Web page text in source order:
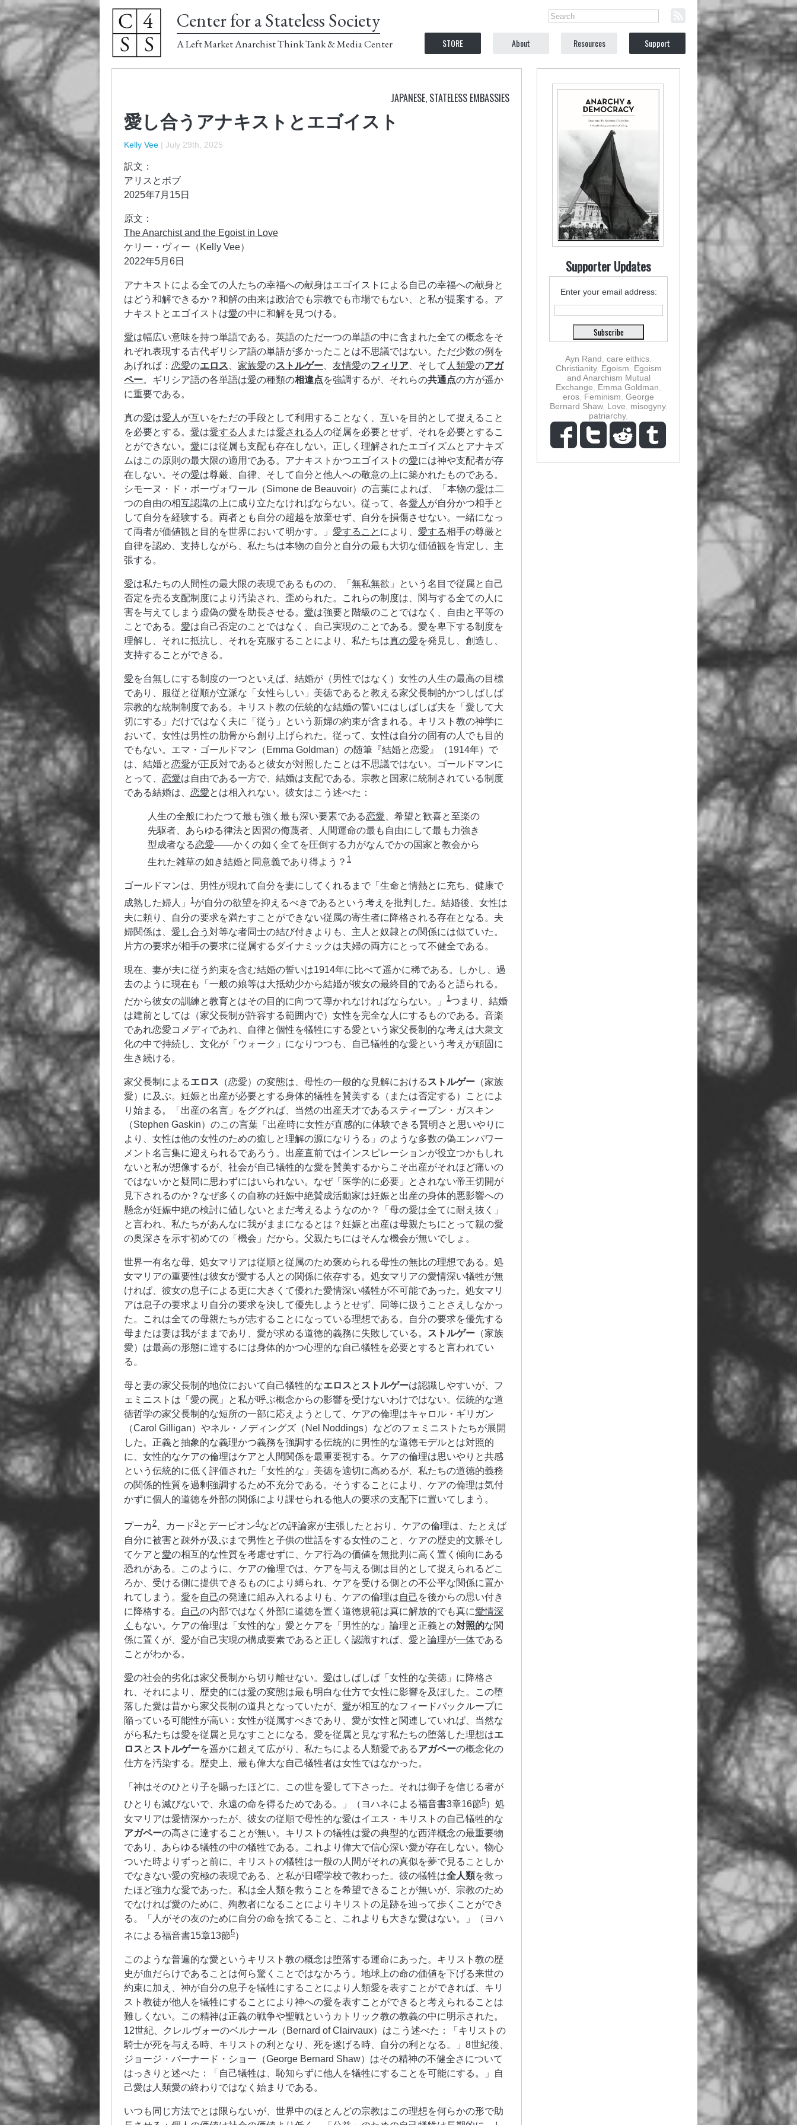
Center for a Stateless Society
A Left Market Anarchist Think Tank & Media Center STORE About Resources Support
JAPANESE, STATELESS EMBASSIES
愛し合うアナキストとエゴイスト
Kelly Vee | July 29th, 2025
訳文：
アリスとボブ
2025年7月15日
原文：
The Anarchist and the Egoist in Love
ケリー・ヴィー（Kelly Vee）
2022年5月6日
アナキストによる全ての人たちの幸福への献身はエゴイストによる自己の幸福への献身と
はどう和解できるか？和解の由来は政治でも宗教でも市場でもない、と私が提案する。ア
ナキストとエゴイストは愛の中に和解を見つける。
愛は幅広い意味を持つ単語である。英語のただ一つの単語の中に含まれた全ての概念をそ
れぞれ表現する古代ギリシア語の単語が多かったことは不思議ではない。ただ少数の例を
あげれば： 恋愛のエロス 家族愛のストルゲー 友情愛のフィリア 、そして 人類愛のアガ
ペー。ギリシア語の各単語は愛の種類の相違点を強調するが、それらの共通点の方が遥か
に重要である。
真の愛は愛人 が互いをただの手段として利用することなく、互いを目的として捉えること
を必要とする。 愛は愛する人 または愛される人 の従属を必要とせず、それを必要とするこ
とができない。 愛には従属も支配も存在しない。正しく理解されたエゴイズムとアナキズ
ムはこの原則の最大限の適用である。アナキストかつエゴイストの愛には神や支配者が存
在しない。その愛は尊厳、自律、そして自分と他人への敬意の上に築かれたものである。
シモーヌ・ド・ボーヴォワール（Simone de Beauvoir）の言葉によれば、「本物の愛は二
つの自由の相互認識の上に成り立たなければならない。従って、各愛人 が自分かつ相手と
して自分を経験する。両者とも自分の超越を放棄せず、自分を損傷させない。一緒になっ
て両者が価値観と目的を世界において明かす。」 愛すること により、 愛する相手の尊厳と
自律を認め、支持しながら、私たちは本物の自分と自分の最も大切な価値観を肯定し、主
張する。
愛は私たちの人間性の最大限の表現であるものの、「無私無欲」という名目で従属と自己
否定を売る支配制度により汚染され、歪められた。これらの制度は、関与する全ての人に
害を与えてしまう虚偽の愛を助長させる。 愛は強要と階級のことではなく、自由と平等の
ことである。 愛は自己否定のことではなく、自己実現のことである。愛を卑下する制度を
理解し、それに抵抗し、それを克服することにより、私たちは真の愛を発見し、創造し、
支持することができる。
愛を台無しにする制度の一つといえば、結婚が（男性ではなく）女性の人生の最高の目標
であり、服従と従順が立派な「女性らしい」美徳であると教える家父長制的かつしばしば
宗教的な統制制度である。キリスト教の伝統的な結婚の誓いにはしばしば夫を「愛して大
切にする」だけではなく夫に「従う」という新婦の約束が含まれる。キリスト教の神学に
おいて、女性は男性の肋骨から創り上げられた。従って、女性は自分の固有の人でも目的
でもない。エマ・ゴールドマン（Emma Goldman）の随筆『結婚と恋愛』（1914年）で
は、結婚と恋愛が正反対であると彼女が対照したことは不思議ではない。ゴールドマンに
とって、 恋愛は自由である一方で、結婚は支配である。宗教と国家に統制されている制度
である結婚は、 恋愛とは相入れない。彼女はこう述べた：
人生の全般にわたつて最も強く最も深い要素である恋愛 、希望と歓喜と至楽の
先駆者、あらゆる律法と因習の侮蔑者、人間運命の最も自由にして最も力強き
型成者なる恋愛――かくの如く全てを圧倒する力がなんでかの国家と教会から
生れた雑草の如き結婚と同意義であり得よう？ 1
ゴールドマンは、男性が現れて自分を妻にしてくれるまで「生命と情熱とに充ち、健康で
成熟した婦人」
1 が自分の欲望を抑えるべきであるという考えを批判した。結婚後、女性は
夫に頼り、自分の要求を満たすことができない従属の寄生者に降格される存在となる。夫
婦関係は、 愛し合う 対等な者同士の結び付きよりも、主人と奴隷との関係には似ていた。
片方の要求が相手の要求に従属するダイナミックは夫婦の両方にとって不健全である。
現在、妻が夫に従う約束を含む結婚の誓いは1914年に比べて遥かに稀である。しかし、過
去のように現在も「一般の娘等は大抵幼少から結婚が彼女の最終目的であると語られる。
だから彼女の訓練と教育とはその目的に向つて導かれなければならない。」
1つまり、結婚
は建前としては（家父長制が許容する範囲内で）女性を完全な人にするものである。音楽
であれ恋愛コメディであれ、自律と個性を犠牲にする愛という家父長制的な考えは大衆文
化の中で持続し、文化が「ウォーク」になりつつも、自己犠牲的な愛という考えが頑固に
生き続ける。
家父長制によるエロス （恋愛）の変態は、母性の一般的な見解における ストルゲー （家族
愛）に及ぶ。妊娠と出産が必要とする身体的犠牲を賛美する（または否定する）ことによ
り始まる。「出産の名言」をググれば、当然の出産天才であるスティーブン・ガスキン
（Stephen Gaskin）のこの言葉「出産時に女性が直感的に体験できる賢明さと思いやりに
より、女性は他の女性のための癒しと理解の源になりうる」のような多数の偽エンパワー
メント名言集に迎えられるであろう。出産直前ではインスピレーションが役立つかもしれ
ないと私が想像するが、社会が自己犠牲的な愛を賛美するからこそ出産がそれほど痛いの
ではないかと疑問に思わずにはいられない。なぜ「医学的に必要」とされない帝王切開が
見下されるのか？なぜ多くの自称の妊娠中絶賛成活動家は妊娠と出産の身体的悪影響への
懸念が妊娠中絶の検討に値しないとまだ考えるようなのか？「母の愛は全てに耐え抜く」
と言われ、私たちがあんなに我がままになるとは？妊娠と出産は母親たちにとって親の愛
の奥深さを示す初めての「機会」だから。父親たちにはそんな機会が無いでしょ。
世界一有名な母、処女マリアは従順と従属のため褒められる母性の無比の理想である。処
女マリアの重要性は彼女が愛する人との関係に依存する。処女マリアの愛情深い犠牲が無
ければ、彼女の息子による更に大きくて優れた愛情深い犠牲が不可能であった。処女マリ
アは息子の要求より自分の要求を決して優先しようとせず、同等に扱うことさえしなかっ
た。これは全ての母親たちが志することになっている理想である。自分の要求を優先する
母または妻は我がままであり、愛が求める道徳的義務に失敗している。
ストルゲー （家族
愛）は最高の形態に達するには身体的かつ心理的な自己犠牲を必要とすると言われてい
る。
母と妻の家父長制的地位において自己犠牲的なエロスと ストルゲーは認識しやすいが、フ
ェミニストは「愛の罠」と私が呼ぶ概念からの影響を受けないわけではない。伝統的な道
徳哲学の家父長制的な短所の一部に応えようとして、ケアの倫理はキャロル・ギリガン
（Carol Gilligan）やネル・ノディングズ（Nel Noddings）などのフェミニストたちが展開
した。正義と抽象的な義理かつ義務を強調する伝統的に男性的な道徳モデルとは対照的
に、女性的なケアの倫理はケアと人間関係を最重要視する。ケアの倫理は思いやりと共感
という伝統的に低く評価された「女性的な」美徳を適切に高めるが、私たちの道徳的義務
の関係的性質を過剰強調するため不充分である。そうすることにより、ケアの倫理は気付
かずに個人的道徳を外部の関係により課せられる他人の要求の支配下に置いてしまう。
プーカ 2 、カード3とデービオン4などの評論家が主張したとおり、ケアの倫理は、たとえば
自分に被害と疎外が及ぶまで男性と子供の世話をする女性のこと、ケアの歴史的文脈そし
てケアと愛の相互的な性質を考慮せずに、ケア行為の価値を無批判に高く置く傾向にある
恐れがある。このように、ケアの倫理では、ケアを与える側は目的として捉えられるどこ
ろか、受ける側に提供できるものにより縛られ、ケアを受ける側との不公平な関係に置か
れてしまう。 愛を自己の発達に組み入れるよりも、ケアの倫理は自己 を後からの思い付き
に降格する。
自己の内部ではなく外部に道徳を置く道徳規範は真に解放的でも真に愛情深
く もない。ケアの倫理は「女性的な」愛とケアを「男性的な」論理と正義との対照的な関
係に置くが、 愛が自己実現の構成要素であると正しく認識すれば、 愛と論理が一体である
ことがわかる。
愛の社会的劣化は家父長制から切り離せない。 愛はしばしば「女性的な美徳」に降格さ
れ、それにより、歴史的には愛の変態は最も明白な仕方で女性に影響を及ぼした。この堕
落した愛は昔から家父長制の道具となっていたが、 愛が相互的なフィードバックループに
陥っている可能性が高い：女性が従属すべきであり、愛が女性と関連していれば、当然な
がら私たちは愛を従属と見なすことになる。愛を従属と見なす私たちの堕落した理想はエ
ロスと ストルゲーを遥かに超えて広がり、私たちによる人類愛であるアガペーの概念化の
仕方を汚染する。歴史上、最も偉大な自己犠牲者は女性ではなかった。
「神はそのひとり子を賜ったほどに、この世を愛して下さった。それは御子を信じる者が
ひとりも滅びないで、永遠の命を得るためである。」（ヨハネによる福音書3章16節5）処
女マリアは愛情深かったが、彼女の従順で母性的な愛はイエス・キリストの自己犠牲的な
アガペーの高さに達することが無い。キリストの犠牲は愛の典型的な西洋概念の最重要物
であり、あらゆる犠牲の中の犠牲である。これより偉大で信心深い愛が存在しない。物心
ついた時よりずっと前に、キリストの犠牲は一般の人間がそれの真似を夢で見ることしか
でなきない愛の究極の表現である、と私が日曜学校で教わった。彼の犠牲は全人類を救っ
たほど強力な愛であった。私は全人類を救うことを希望できることが無いが、宗教のため
でなければ愛のために、殉教者になることによりキリストの足跡を辿って歩くことができ
る。「人がその友のために自分の命を捨てること、これよりも大きな愛はない。」（ヨハ
ネによる福音書15章13節5）
このような普遍的な愛というキリスト教の概念は堕落する運命にあった。キリスト教の歴
史が血だらけであることは何ら驚くことではなかろう。地球上の命の価値を下げる来世の
約束に加え、神が自分の息子を犠牲にすることにより人類愛を表すことができれば、キリ
スト教徒が他人を犠牲にすることにより神への愛を表すことができると考えられることは
難しくない。この精神は正義の戦争や聖戦というカトリック教の教義の中に明示された。
12世紀、クレルヴォーのベルナール（Bernard of Clairvaux）はこう述べた：「キリストの
騎士が死を与える時、キリストの利となり、死を遂げる時、自分の利となる。」8世紀後、
ジョージ・バーナード・ショー（George Bernard Shaw）はその精神の不健全さについて
はっきりと述べた：「自己犠牲は、恥知らずに他人を犠牲にすることを可能にする。」自
己愛は人類愛の終わりではなく始まりである。
いつも同じ方法でとは限らないが、世界中のほとんどの宗教はこの理想を何らかの形で助
Supporter Updates
Enter your email address:
Ayn Rand care eithics
Christianity, Egoism
Egoism
and Anarchism Mutual
Exchange
Emma Goldman
eros Feminism George
Bernard Shaw, Love misogyny,
patriarchy,